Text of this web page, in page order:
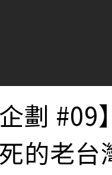
企劃
的老台